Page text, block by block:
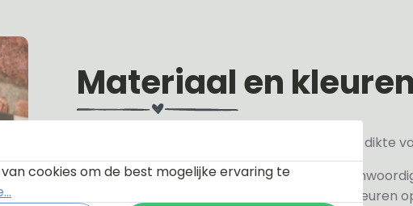
Materiaal en kleuren
Alle naambordjes die wij leveren hebben een dikte
Het plexiglas is van nature helder maar
verkrijgen, hiervan hebben wij de volgende kleuren
cookies om de best mogelijke ervaring te